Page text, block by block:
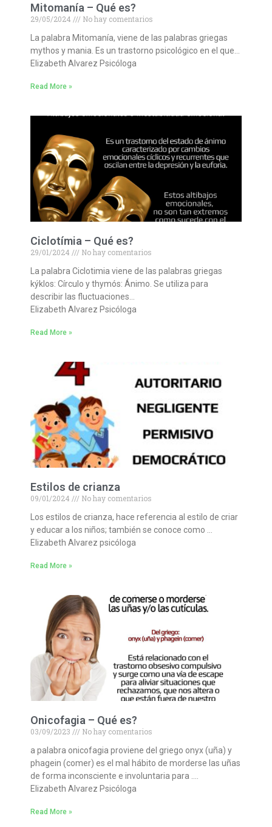
Mitomanía – Qué es?
29/05/2024
No hay comentarios
La palabra Mitomanía, viene de las palabras griegas
mythos y mania. Es un trastorno psicológico en el que…
Elizabeth Alvarez Psicóloga
Read More »
Ciclotímia – Qué es?
29/01/2024
No hay comentarios
La palabra Ciclotimia viene de las palabras griegas
kýklos: Círculo y thymós: Ánimo. Se utiliza para
describir las fluctuaciones…
Elizabeth Alvarez Psicóloga
Read More »
Estilos de crianza
09/01/2024
No hay comentarios
Los estilos de crianza, hace referencia al estilo de criar
y educar a los niños; también se conoce como …
Elizabeth Alvarez psicóloga
Read More »
Onicofagia – Qué es?
03/09/2023
No hay comentarios
a palabra onicofagia proviene del griego onyx (uña) y
phagein (comer) es el mal hábito de morderse las uñas
de forma inconsciente e involuntaria para ….
Elizabeth Alvarez Psicóloga
Read More »